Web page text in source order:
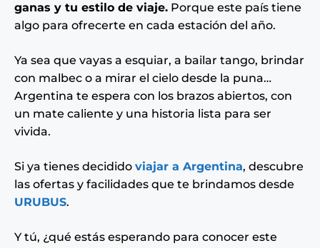
ganas y tu estilo de viaje. Porque este país tiene
algo para ofrecerte en cada estación del año.
Ya sea que vayas a esquiar, a bailar tango, brindar
con malbec o a mirar el cielo desde la puna…
Argentina te espera con los brazos abiertos, con
un mate caliente y una historia lista para ser
vivida.
Si ya tienes decidido viajar a Argentina, descubre
las ofertas y facilidades que te brindamos desde
URUBUS.
Y tú, ¿qué estás esperando para conocer este